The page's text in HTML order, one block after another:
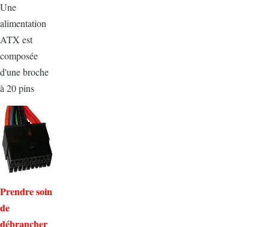
Une
alimentation
ATX est
composée
d'une broche
à 20 pins
Prendre soin
de
débrancher